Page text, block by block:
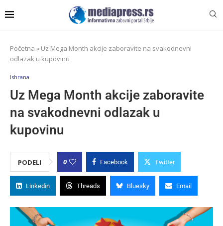
Početna » Uz Mega Month akcije zaboravite na svakodnevni
odlazak u kupovinu
Ishrana
Uz Mega Month akcije zaboravite
na svakodnevni odlazak u
kupovinu
PODELI 0 Facebook Twitter
Linkedin Threads Bluesky Email